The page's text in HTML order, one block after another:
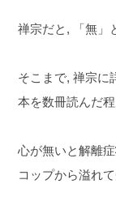
禅宗だと, 「無」
そこまで, 禅宗に
本を数冊読んだ
心が無いと解離
コップから溢れ